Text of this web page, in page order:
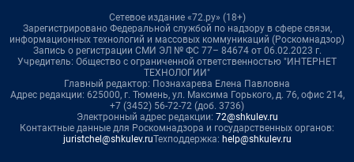
Сетевое издание «72.ру» (18+)
Зарегистрировано Федеральной службой по надзору в сфере связи,
информационных технологий и массовых коммуникаций (Роскомнадзор)
Запись о регистрации СМИ ЭЛ № ФС 77– 84674 от 06.02.2023 г.
Учредитель: Общество с ограниченной ответственностью "ИНТЕРНЕТ
ТЕХНОЛОГИИ"
Главный редактор: Познахарева Елена Павловна
Адрес редакции: 625000, г. Тюмень, ул. Максима Горького, д. 76, офис 214,
+7 (3452) 56-72-72 (доб. 3736)
Электронный адрес редакции: 72@shkulev.ru
Контактные данные для Роскомнадзора и государственных органов:
juristchel@shkulev.ruТехподдержка: help@shkulev.ru